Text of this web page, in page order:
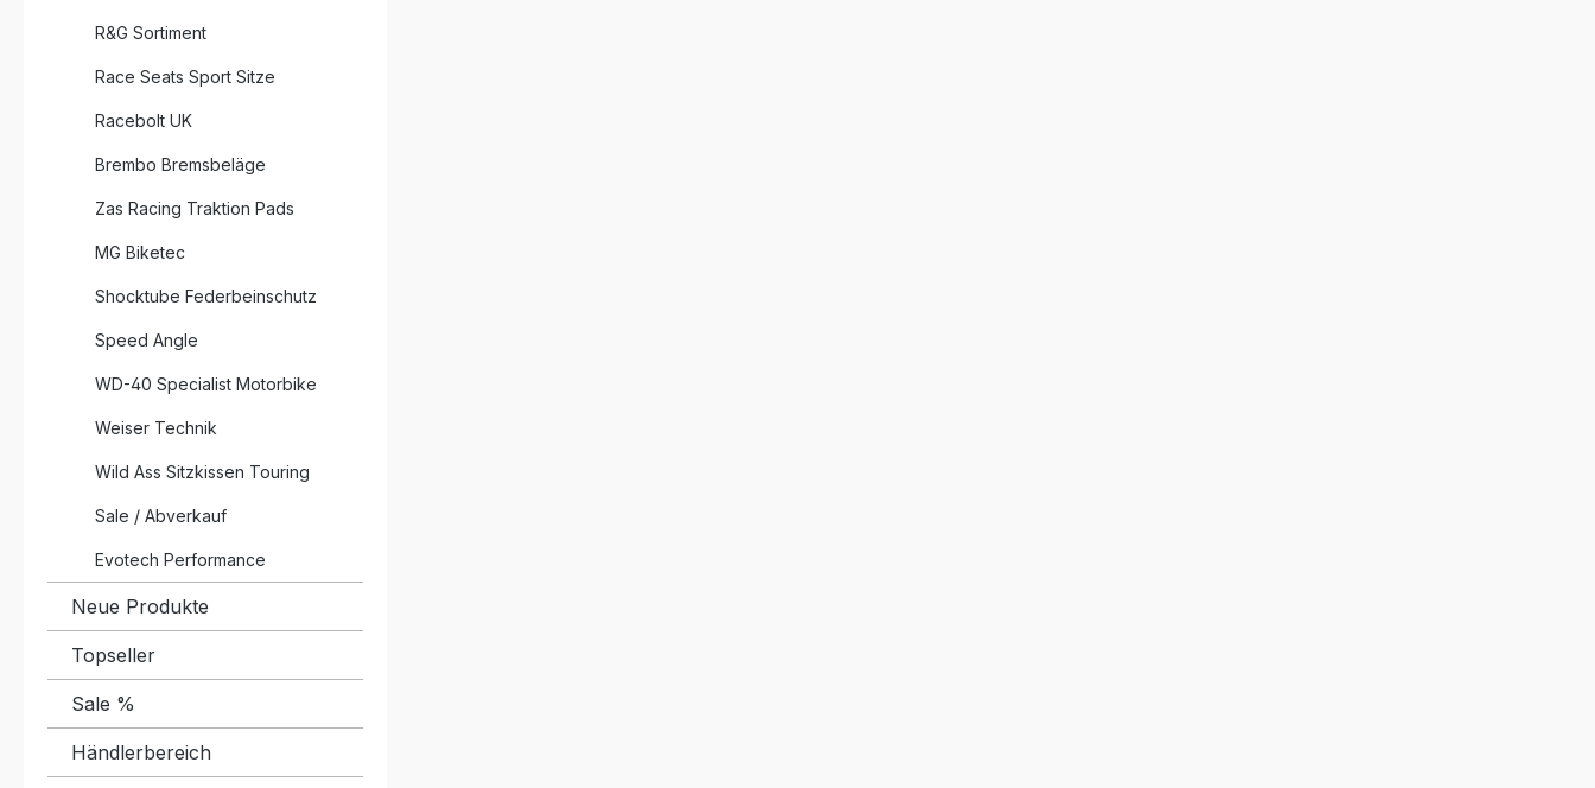
R&G Sortiment
Race Seats Sport Sitze
Racebolt UK
Brembo Bremsbeläge
Zas Racing Traktion Pads
MG Biketec
Shocktube Federbeinschutz
Speed Angle
WD-40 Specialist Motorbike
Weiser Technik
Wild Ass Sitzkissen Touring
Sale / Abverkauf
Evotech Performance
Neue Produkte
Topseller
Sale %
Händlerbereich